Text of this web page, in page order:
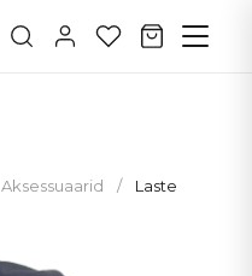
Aksessuaarid /
Laste